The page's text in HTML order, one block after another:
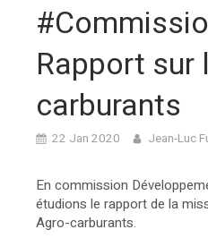
Rapport sur
carburants
22 Jan 2020 Jean-Luc
En commission
étudions le rapport de la
Agro-carburants.